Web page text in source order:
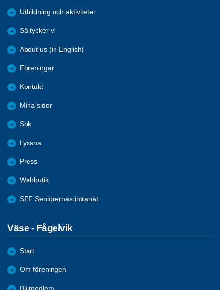
Utbildning och aktiviteter
Så tycker vi
About us (in English)
Föreningar
Kontakt
Mina sidor
Sök
Lyssna
Press
Webbutik
SPF Seniorernas intranät
Väse - Fågelvik
Start
Om föreningen
Bli medlem